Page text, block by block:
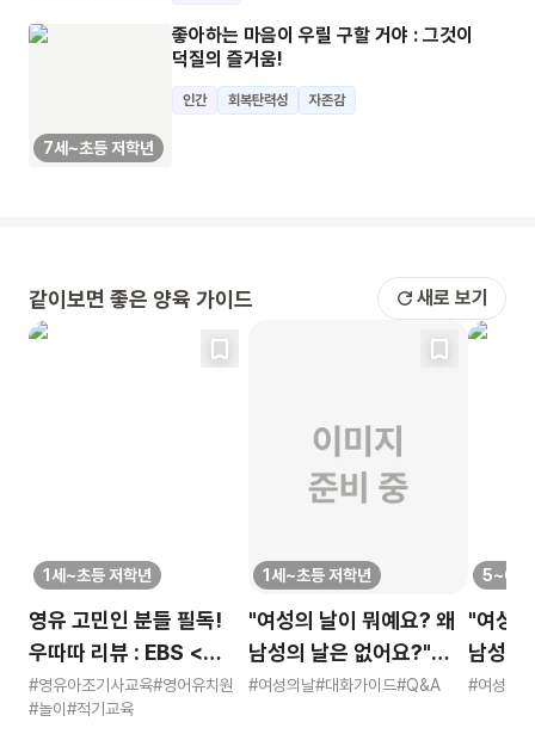
7세~초등 저학년
좋아하는 마음이 우릴 구할 거야 : 그것이
덕질의 즐거움!
인간 회복탄력성 자존감
같이보면 좋은 양육 가이드 새로 보기
1세~초등 저학년
영유 고민인 분들 필독!
우따따 리뷰 : EBS <
영유아 사교육 보고서>
#영유아조기사교육#영어유치원
#놀이 #적기교육
1세~초등 저학년
"여성의 날이 뭐예요? 왜
남성의 날은 없어요?"
묻는 어린이에게 이렇게
#여성의날#대화가이드#Q&A
5~6세
"여성
남성의
묻는
#여성의날